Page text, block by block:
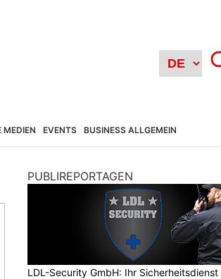
MEDIEN EVENTS BUSINESS ALLGEMEIN
PUBLIREPORTAGEN
LDL-Security GmbH: Ihr Sicherheitsdienst